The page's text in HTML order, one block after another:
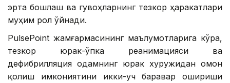
эрта бошлаш ва гувоҳларнинг тезкор ҳаракатлари
муҳим рол ўйнади.
PulsePoint жамғармасининг маълумотларига кўра,
тезкор юрак-ўпка реанимацияси ва
дефибрилляция одамнинг юрак хуружидан омон
қолиш имкониятини икки-уч баравар ошириши